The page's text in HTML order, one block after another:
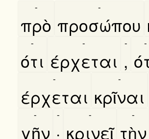
πρὸ
-
προσώπου
-
ότι
-
έρχεται
-
,
- -
έρχεται
-
κρῖναι
-
γῆν
-
·
-
κρινεῖ
-
τὴν
-